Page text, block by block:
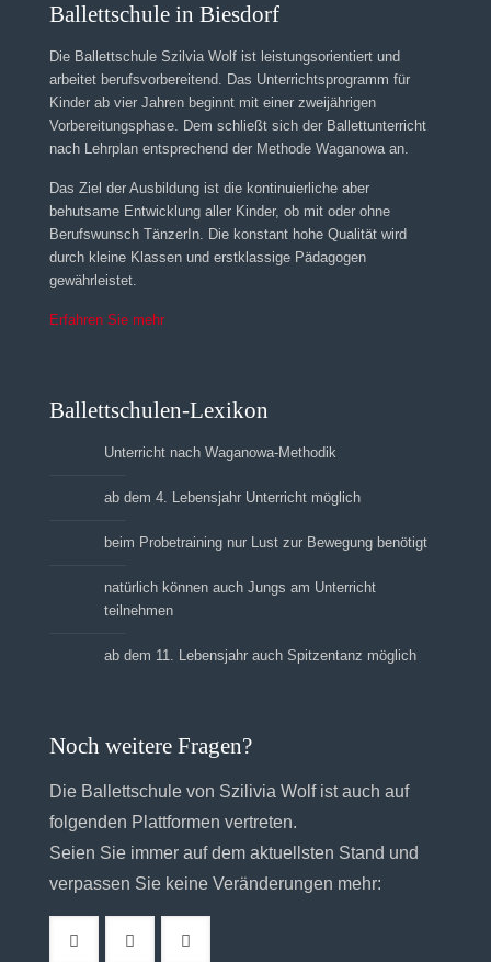
Ballettschule in Biesdorf
Die Ballettschule Szilvia Wolf ist leistungsorientiert und
arbeitet berufsvorbereitend. Das Unterrichtsprogramm für
Kinder ab vier Jahren beginnt mit einer zweijährigen
Vorbereitungsphase. Dem schließt sich der Ballettunterricht
nach Lehrplan entsprechend der Methode Waganowa an.
Das Ziel der Ausbildung ist die kontinuierliche aber
behutsame Entwicklung aller Kinder, ob mit oder ohne
Berufswunsch TänzerIn. Die konstant hohe Qualität wird
durch kleine Klassen und erstklassige Pädagogen
gewährleistet.
Erfahren Sie mehr
Ballettschulen-Lexikon
Unterricht nach Waganowa-Methodik
ab dem 4. Lebensjahr Unterricht möglich
beim Probetraining nur Lust zur Bewegung benötigt
natürlich können auch Jungs am Unterricht
teilnehmen
ab dem 11. Lebensjahr auch Spitzentanz möglich
Noch weitere Fragen?
Die Ballettschule von Szilivia Wolf ist auch auf
folgenden Plattformen vertreten.
Seien Sie immer auf dem aktuellsten Stand und
verpassen Sie keine Veränderungen mehr: